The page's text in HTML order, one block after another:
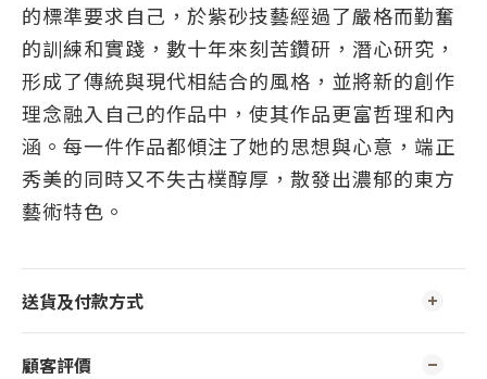
的標準要求自己，於紫砂技藝經過了嚴格而勤奮
的訓練和實踐，數十年來刻苦鑽研，潛心研究，
形成了傳統與現代相結合的風格，並將新的創作
理念融入自己的作品中，使其作品更富哲理和內
涵。每一件作品都傾注了她的思想與心意，端正
秀美的同時又不失古樸醇厚，散發出濃郁的東方
藝術特色。
送貨及付款方式
顧客評價